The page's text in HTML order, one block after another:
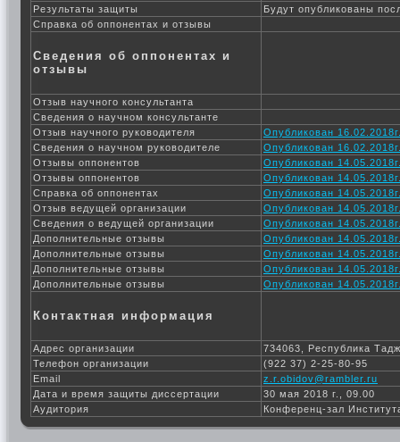
Результаты защиты
Будут опубликованы
Справка об оппонентах и отзывы
Сведения об оппонентах и
отзывы
Отзыв научного консультанта
Сведения о научном консультанте
Отзыв научного руководителя
Опубликован
Сведения о научном руководителе
Опубликован
Отзывы оппонентов
Опубликован
Отзывы оппонентов
Опубликован
Справка об оппонентах
Опубликован
Отзыв ведущей организации
Опубликован
Сведения о ведущей организации
Опубликован
Дополнительные отзывы
Опубликован
Дополнительные отзывы
Опубликован
Дополнительные отзывы
Опубликован
Дополнительные отзывы
Опубликован
Контактная информация
Адрес организации
734063, Республика
Телефон организации
(922 37) 2-25-80-95
Email
z.r.obidov@rambler.ru
Дата и время защиты диссертации
30 мая 2018 г., 09.00
Аудитория
Конференц-зал